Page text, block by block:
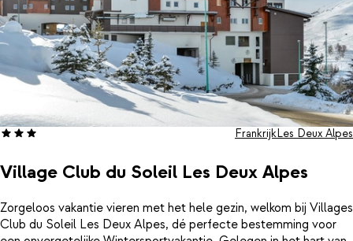
laatste nieuws en in de middag en avond nippen aan je cocktail,
glas wijn of aperitiefje. Het is fijn vakantie vieren in Hotel
Chamois Lodge!
Village Club du Soleil Les Deux Alpes
FrankrijkLes Deux Alpes
Zorgeloos vakantie vieren met het hele gezin, welkom bij Villages
Club du Soleil Les Deux Alpes, dé perfecte bestemming voor